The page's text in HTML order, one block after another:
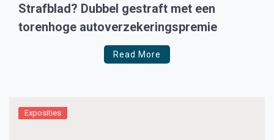
Strafblad? Dubbel gestraft met een
torenhoge autoverzekeringspremie
Read More
Exposities